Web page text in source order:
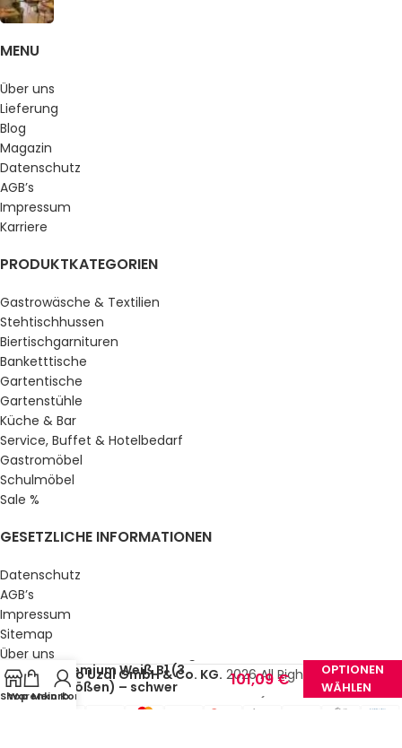
MENU
Über uns
Lieferung
Blog
Magazin
Datenschutz
AGB’s
Impressum
Karriere
PRODUKTKATEGORIEN
Gastrowäsche & Textilien
Stehtischhussen
Biertischgarnituren
Banketttische
Gartentische
Gartenstühle
Küche & Bar
Service, Buffet & Hotelbedarf
Gastromöbel
Schulmöbel
Sale %
GESETZLICHE INFORMATIONEN
Datenschutz
AGB’s
Impressum
Sitemap
Über uns
© Gastro Uzal GmbH & Co. KG. 2026 All Rights Reserved.
Shop
Warenkorb
Mein Konto
Premium Weiß B1 (3
Größen) – schwer
entflammbar
101,09€
(inkl.
OPTIONEN
WÄHLEN